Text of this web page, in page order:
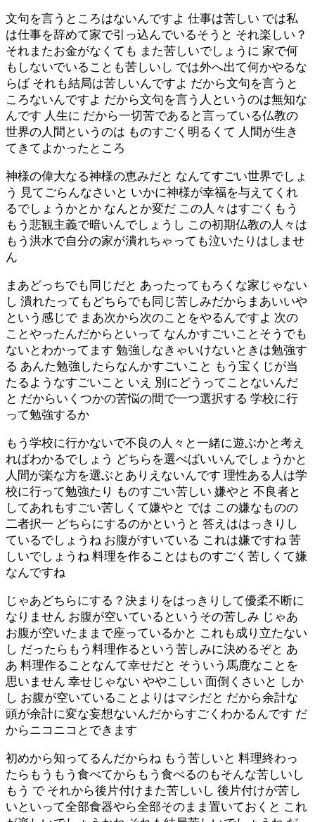
文句を言うところはないんですよ 仕事は苦しい では私
は仕事を辞めて家で引っ込んでいるそうと それ楽しい？
それまたお金がなくても また苦しいでしょうに 家で何
もしないでいることも苦しいし では外へ出て何かやるな
らば それも結局は苦しいんですよ だから文句を言うと
ころないんですよ だから文句を言う人というのは無知な
んです 人生に だから一切苦であると言っている仏教の
世界の人間というのは ものすごく明るくて 人間が生き
てきてよかったところ
神様の偉大なる神様の恵みだと なんてすごい世界でしょ
う 見てごらんなさいと いかに神様が幸福を与えてくれ
るでしょうかとか なんとか変だ この人々はすごくもう
もう悲観主義で暗いんでしょうし この初期仏教の人々は
もう洪水で自分の家が潰れちゃっても泣いたりはしませ
ん
まあどっちでも同じだと あったってもろくな家じゃない
し 潰れたってもどちらでも同じ苦しみだからまあいいや
という感じで まあ次から次のことをやるんですよ 次の
ことやったんだからといって なんかすごいことそうでも
ないとわかってます 勉強しなきゃいけないときは勉強す
る あんた勉強したらなんかすごいこと もう宝くじが当
たるようなすごいこと いえ 別にどうってことないんだ
と だからいくつかの苦悩の間で一つ選択する 学校に行
って勉強するか
もう学校に行かないで不良の人々と一緒に遊ぶかと考え
ればわかるでしょう どちらを選べばいいんでしょうかと
人間が楽な方を選ぶとありえないんです 理性ある人は学
校に行って勉強たり ものすごい苦しい 嫌やと 不良者と
してあれもすごい苦しくて嫌やと では この嫌なものの
二者択一 どちらにするのかというと 答えははっきりし
ているでしょうね お腹がすいている これは嫌ですね 苦
しいでしょうね 料理を作ることはものすごく苦しくて嫌
なんですね
じゃあどちらにする？決まりをはっきりして優柔不断に
なりません お腹が空いているというその苦しみ じゃあ
お腹が空いたままで座っているかと これも成り立たない
し だったらもう料理作るという苦しみに決めるぞと あ
あ 料理作ることなんて幸せだと そういう馬鹿なことを
思いません 幸せじゃない ややこしい 面倒くさいと しか
し お腹が空いていることよりはマシだと だから余計な
頭が余計に変な妄想ないんだからすごくわかるんです だ
からニコニコとできます
初めから知ってるんだからね もう苦しいと 料理終わっ
たらもうもう食べてからもう食べるのもそんな苦しいし
もう で それから後片付けまた苦しいし 後片付けが苦し
いといって全部食器やら全部そのまま置いておくと これ